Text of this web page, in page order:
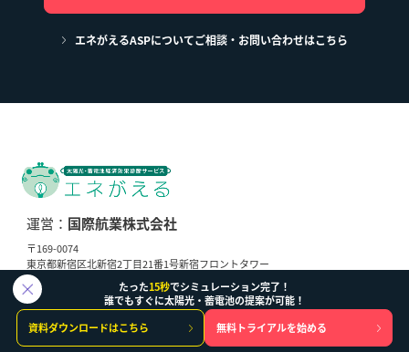
エネがえるASPについてご相談・お問い合わせはこちら
運営： 国際航業株式会社
〒169-0074
東京都新宿区北新宿2丁目21番1号新宿フロントタワー
コーポレートサイト 採用情報
たった15秒でシミュレーション完了！
誰でもすぐに太陽光・蓄電池の提案が可能！
資料ダウンロードはこちら
無料トライアルを始める